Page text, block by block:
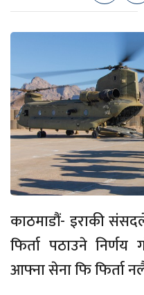
काठमाडौं- इराकी
फिर्ता पठाउने
आफ्ना सेना फि फिर्ता